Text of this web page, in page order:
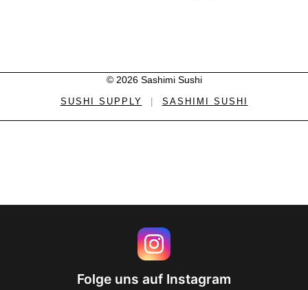
© 2026 Sashimi Sushi
SUSHI SUPPLY SASHIMI SUSHI
Folge uns auf Instagram